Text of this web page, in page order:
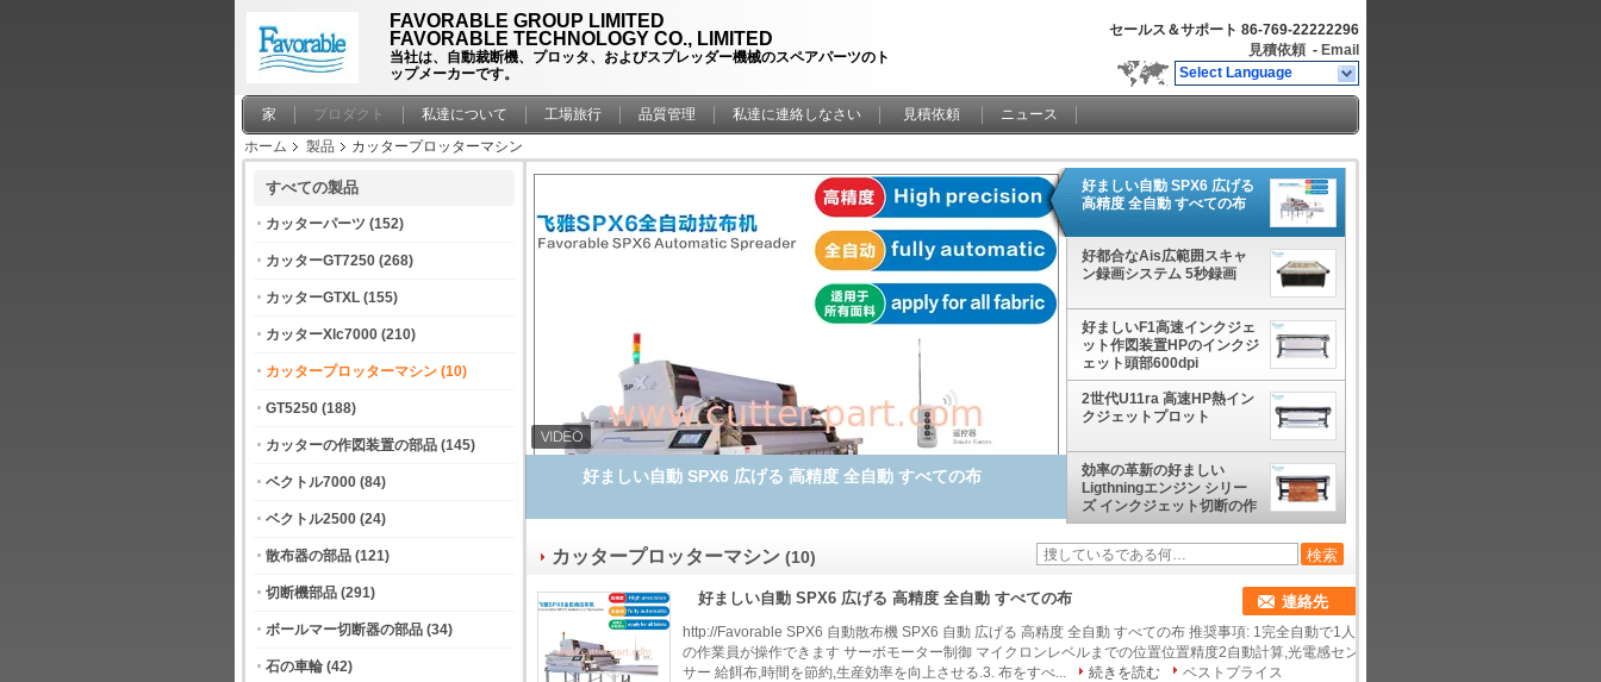
FAVORABLE GROUP LIMITED
FAVORABLE TECHNOLOGY CO., LIMITED
当社は、自動裁断機、プロッタ、およびスプレッダー機械のスペアパーツのト
ップメーカーです。
セールス＆サポート 86-769-22222296
見積依頼 - Email
Select Language
家 プロダクト 私達について 工場旅行 品質管理 私達に連絡しなさい 見積依頼
ニュース
ホーム
製品 カッタープロッターマシン
すべての製品
カッターパーツ (152)
カッターGT7250 (268)
カッターGTXL (155)
カッターXlc7000 (210)
カッタープロッターマシン (10)
GT5250 (188)
カッターの作図装置の部品 (145)
ベクトル7000 (84)
ベクトル2500 (24)
散布器の部品 (121)
切断機部品 (291)
ボールマー切断器の部品 (34)
石の車輪 (42)
好都合なAis広範囲スキャン録画システム 5秒録画
好ましい自動 SPX6 広げる
高精度 全自動 すべての布
好都合なAis広範囲スキャ
ン録画システム 5秒録画
好ましいF1高速インクジェ
ット作図装置HPのインクジ
ェット頭部600dpi
2世代U11ra 高速HP熱イン
クジェットプロット
効率の革新の好ましい
Ligthningエンジン シリー
ズ インクジェット切断の作
図装置
カッタープロッターマシン (10)
好ましい自動 SPX6 広げる 高精度 全自動 すべての布 連絡先
http://Favorable SPX6 自動散布機 SPX6 自動 広げる 高精度 全自動 すべての布 推奨事項: 1完全自動で1人
の作業員が操作できます サーボモーター制御 マイクロンレベルまでの位置位置精度2自動計算,光電感セン
サー 給餌布,時間を節約,生産効率を向上させる.3. 布をすべ...
続きを読む
ベストプライス